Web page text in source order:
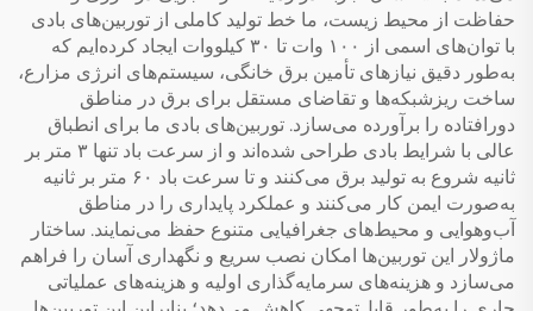
حفاظت از محیط زیست، ما خط تولید کاملی از توربین‌های بادی
با توان‌های اسمی از ۱۰۰ وات تا ۳۰ کیلووات ایجاد کرده‌ایم که
به‌طور دقیق نیازهای تأمین برق خانگی، سیستم‌های انرژی مزارع،
ساخت ریزشبکه‌ها و تقاضای مستقل برای برق در مناطق
دورافتاده را برآورده می‌سازد. توربین‌های بادی ما برای انطباق
عالی با شرایط بادی طراحی شده‌اند و از سرعت باد تنها ۳ متر بر
ثانیه شروع به تولید برق می‌کنند و تا سرعت باد ۶۰ متر بر ثانیه
به‌صورت ایمن کار می‌کنند و عملکرد پایداری را در مناطق
آب‌وهوایی و محیط‌های جغرافیایی متنوع حفظ می‌نمایند. ساختار
ماژولار این توربین‌ها امکان نصب سریع و نگهداری آسان را فراهم
می‌سازد و هزینه‌های سرمایه‌گذاری اولیه و هزینه‌های عملیاتی